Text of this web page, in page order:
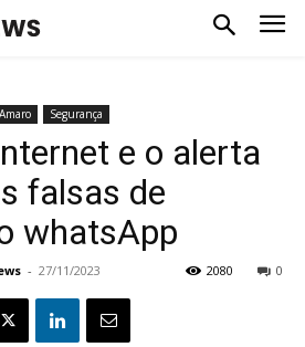
Segurança
e o alerta
falsas de
whatsApp
- 27/11/2023 0
2080